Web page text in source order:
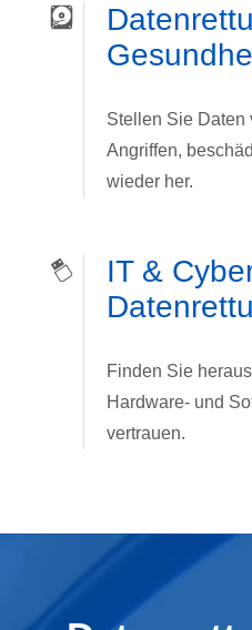
Stellen Sie Daten
Angriffen,
wieder her.
IT &
Finden Sie
Hardware- und
vertrauen.